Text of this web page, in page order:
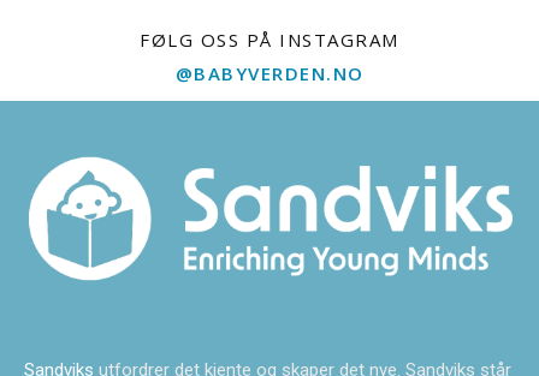
FØLG OSS PÅ INSTAGRAM
@BABYVERDEN.NO
Sandviks utfordrer det kjente og skaper det nye. Sandviks står